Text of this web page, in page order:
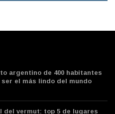
argentino de 400 habitantes
el más lindo del mundo
del vermut: top 5 de lugares